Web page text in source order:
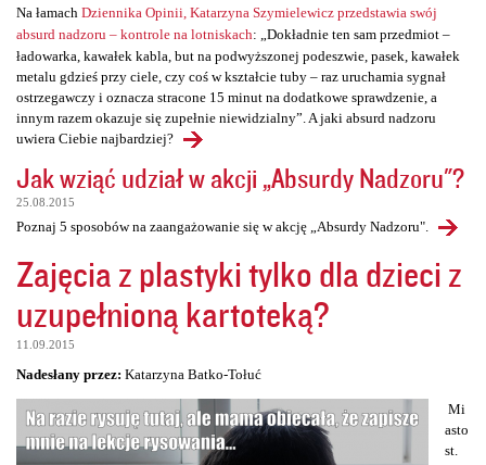
Na łamach Dziennika Opinii, Katarzyna Szymielewicz przedstawia swój
absurd nadzoru – kontrole na lotniskach: „Dokładnie ten sam przedmiot –
ładowarka, kawałek kabla, but na podwyższonej podeszwie, pasek, kawałek
metalu gdzieś przy ciele, czy coś w kształcie tuby – raz uruchamia sygnał
ostrzegawczy i oznacza stracone 15 minut na dodatkowe sprawdzenie, a
innym razem okazuje się zupełnie niewidzialny”. A jaki absurd nadzoru
uwiera Ciebie najbardziej?
Jak wziąć udział w akcji „Absurdy Nadzoru"?
25.08.2015
Poznaj 5 sposobów na zaangażowanie się w akcję „Absurdy Nadzoru".
Zajęcia z plastyki tylko dla dzieci z
uzupełnioną kartoteką?
11.09.2015
Nadesłany przez: Katarzyna Batko-Tołuć
Mi
asto
st.